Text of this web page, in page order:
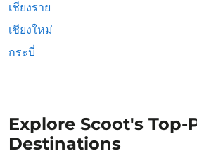
เชียงราย
เชียงใหม่
กระบี่
Explore Scoot's Top-
Destinations